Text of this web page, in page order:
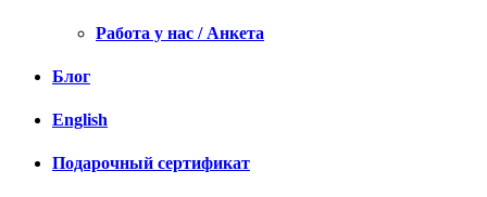
Работа у нас / Анкета
Блог
English
Подарочный сертификат